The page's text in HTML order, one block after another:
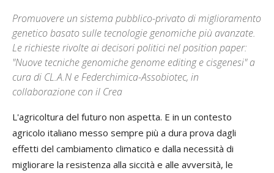
Promuovere un sistema pubblico-privato di miglioramento
genetico basato sulle tecnologie genomiche più avanzate.
Le richieste rivolte ai decisori politici nel position paper:
"Nuove tecniche genomiche genome editing e cisgenesi" a
cura di CL.A.N e Federchimica-Assobiotec, in
collaborazione con il Crea
L'agricoltura del futuro non aspetta. E in un contesto
agricolo italiano messo sempre più a dura prova dagli
effetti del cambiamento climatico e dalla necessità di
migliorare la resistenza alla siccità e alle avversità, le